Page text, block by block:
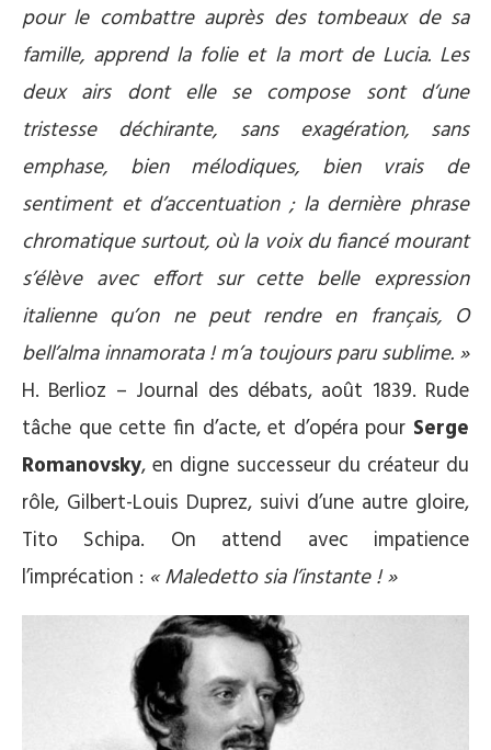
pour le combattre auprès des tombeaux de sa
famille, apprend la folie et la mort de Lucia. Les
deux airs dont elle se compose sont d’une
tristesse déchirante, sans exagération, sans
emphase, bien mélodiques, bien vrais de
sentiment et d’accentuation ; la dernière phrase
chromatique surtout, où la voix du fiancé mourant
s’élève avec effort sur cette belle expression
italienne qu’on ne peut rendre en français, O
bell’alma innamorata ! m’a toujours paru sublime. »
H. Berlioz – Journal des débats, août 1839. Rude
tâche que cette fin d’acte, et d’opéra pour Serge
Romanovsky, en digne successeur du créateur du
rôle, Gilbert-Louis Duprez, suivi d’une autre gloire,
Tito Schipa. On attend avec impatience
l’imprécation : « Maledetto sia l’instante ! »